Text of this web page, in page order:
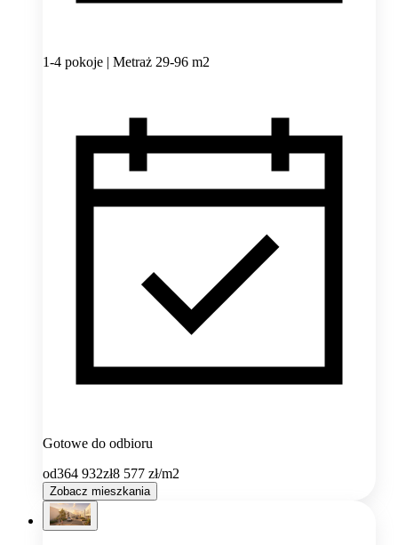
1-4 pokoje | Metraż 29-96 m2
Gotowe do odbioru
od364 932zł8 577 zł/m2
Zobacz mieszkania